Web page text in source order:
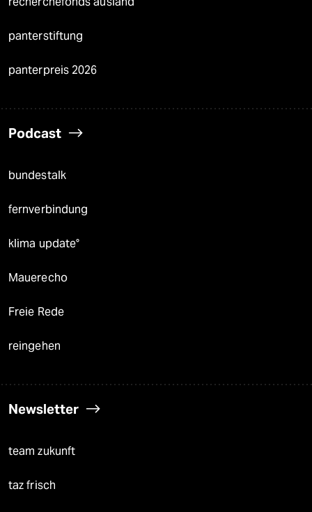
panterstiftung
panterpreis 2026
Podcast
bundestalk
fernverbindung
klima update°
Mauerecho
Freie Rede
reingehen
Newsletter
team zukunft
taz frisch